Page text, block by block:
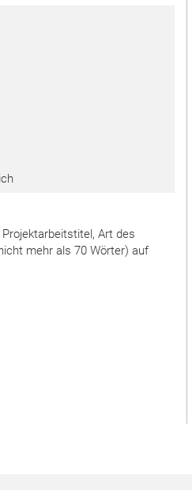
Art des
mehr als 70 Wörter) auf